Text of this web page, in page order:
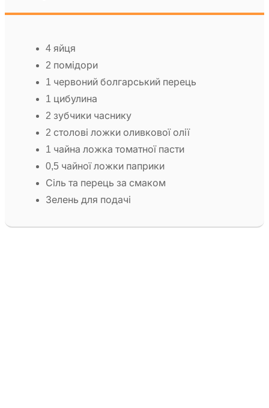
4 яйця
2 помідори
1 червоний болгарський перець
1 цибулина
2 зубчики часнику
2 столові ложки оливкової олії
1 чайна ложка томатної пасти
0,5 чайної ложки паприки
Сіль та перець за смаком
Зелень для подачі